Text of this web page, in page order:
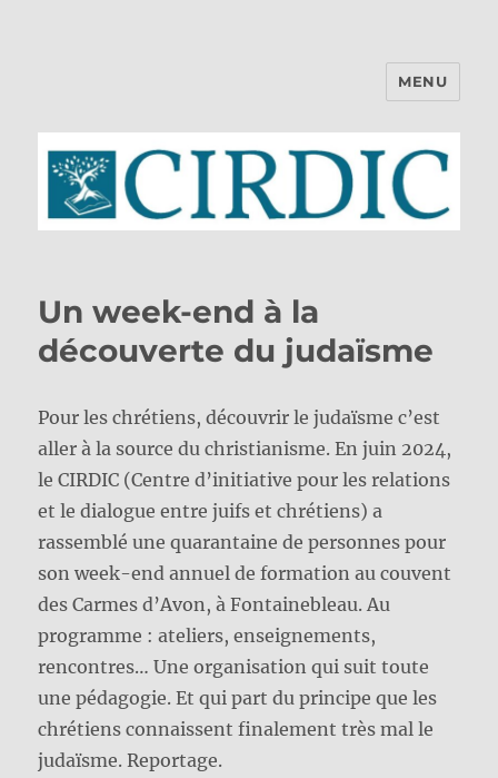
MENU
Un week-end à la
découverte du judaïsme
Pour les chrétiens, découvrir le judaïsme c’est
aller à la source du christianisme. En juin 2024,
le CIRDIC (Centre d’initiative pour les relations
et le dialogue entre juifs et chrétiens) a
rassemblé une quarantaine de personnes pour
son week-end annuel de formation au couvent
des Carmes d’Avon, à Fontainebleau. Au
programme : ateliers, enseignements,
rencontres… Une organisation qui suit toute
une pédagogie. Et qui part du principe que les
chrétiens connaissent finalement très mal le
judaïsme. Reportage.